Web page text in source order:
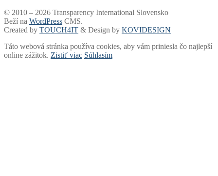
© 2010 – 2026 Transparency International Slovensko
Beží na WordPress CMS.
Created by TOUCH4IT & Design by KOVIDESIGN
Táto webová stránka používa cookies, aby vám priniesla čo najlepší
online zážitok. Zistiť viac Súhlasím